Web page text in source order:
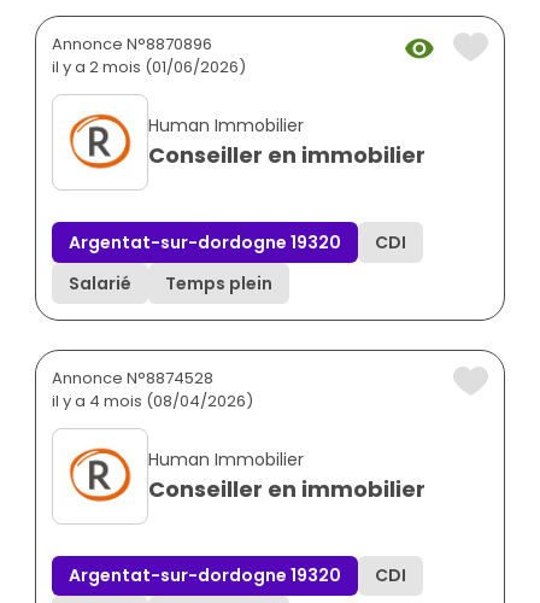
Annonce N°8870896
il y a 2 mois (01/06/2026)
Human Immobilier
Conseiller en immobilier
Argentat-sur-dordogne 19320
CDI
Salarié
Temps plein
Annonce N°8874528
il y a 4 mois (08/04/2026)
Human Immobilier
Conseiller en immobilier
Argentat-sur-dordogne 19320 CDI